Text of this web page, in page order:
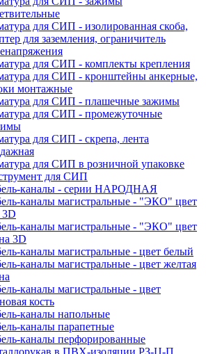
для СИП - изолированная скоба,
для заземления, ограничитель
для СИП - комплекты крепления
для СИП - кронштейны анкерные,
монтажные
для СИП - плашечные зажимы
для СИП - промежуточные
для СИП - скрепа, лента
для СИП в розничной упаковке
для СИП
каналы - серии НАРОДНАЯ
каналы магистральные - "ЭКО" цвет
3D
каналы магистральные - "ЭКО" цвет
3D
каналы магистральные - цвет белый
каналы магистральные - цвет желтая
каналы магистральные - цвет
кость
каналы напольные
каналы парапетные
каналы перфорированные
в ПВХ-изоляции РЗ-Ц-П